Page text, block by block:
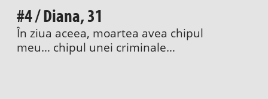
#4 / Diana, 31
În ziua aceea, moartea avea chipul
meu… chipul unei criminale…